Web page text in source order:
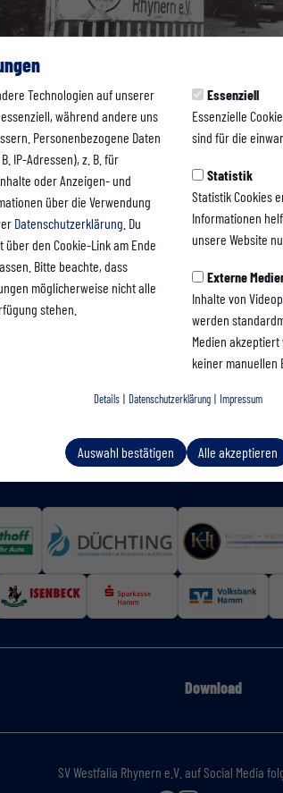
Technologien auf unserer
während andere uns
Personenbezogene Daten
IP-Adressen), z. B. für
oder Anzeigen- und
über die Verwendung
Datenschutzerklärung . Du
den Cookie-Link am Ende
Bitte beachte, dass
möglicherweise nicht alle
stehen.
Essenziell
Essenzielle
sind für die
Statistik
Statistik Cookies
Informationen
unsere Website
Externe
Inhalte von
werden
Medien
keiner manuellen
Details | Datenschutzerklärung | Impressum
Auswahl bestätigen Alle akzeptieren
1. MANNSCHAFT
Wichtige Information zum
DFB-Pokalspiel
30.07.2026
Download
SV Westfalia Rhynern e.V. auf Social Media